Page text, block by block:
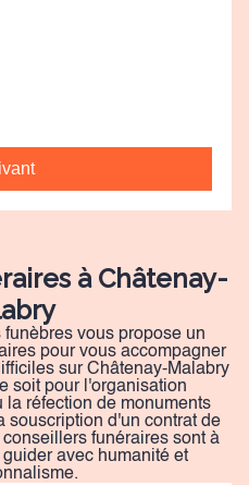
à Châtenay-
vous propose un
pour vous accompagner
sur Châtenay-Malabry
soit pour l'organisation
réfection de monuments
souscription d'un contrat de
funéraires sont à
avec humanité et